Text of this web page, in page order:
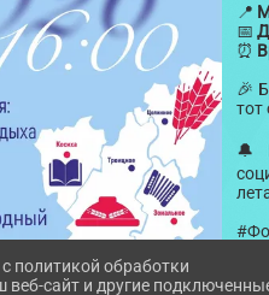
📍
📅
⏰
🎉
🔔
политикой обработки
сайт и другие